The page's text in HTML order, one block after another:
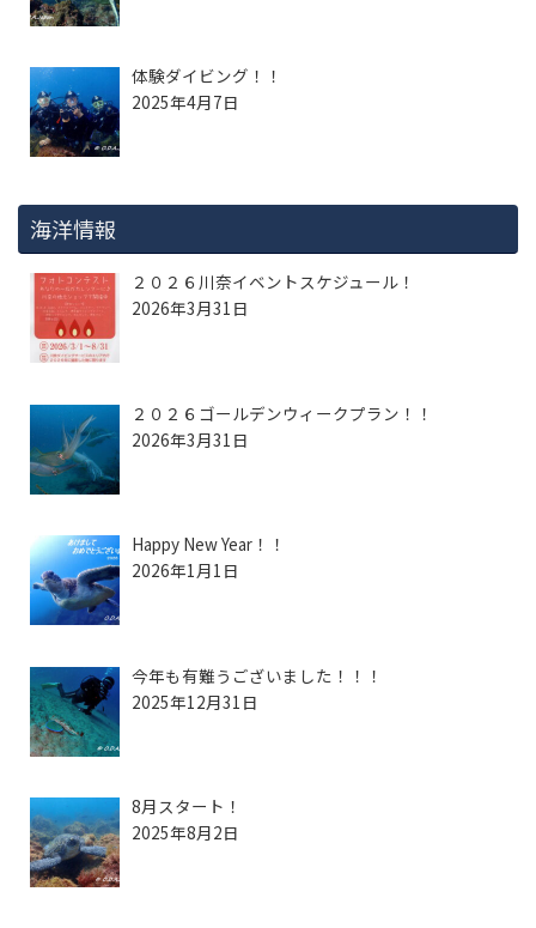
体験ダイビング！！
2025年4月7日
海洋情報
２０２６川奈イベントスケジュール！
2026年3月31日
２０２６ゴールデンウィークプラン！！
2026年3月31日
Happy New Year！！
2026年1月1日
今年も有難うございました！！！
2025年12月31日
8月スタート！
2025年8月2日